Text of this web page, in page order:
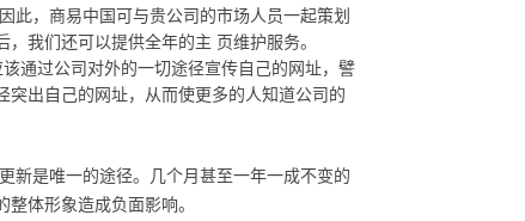
此，商易中国可与贵公司的市场人员一起策划
我们还可以提供全年的主 页维护服务。
过公司对外的一切途径宣传自己的网址，譬
出自己的网址，从而使更多的人知道公司的
是唯一的途径。几个月甚至一年一成不变的
体形象造成负面影响。